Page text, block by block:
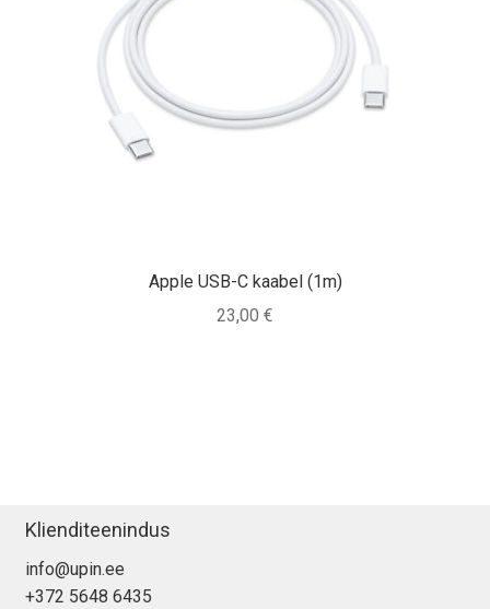
Apple USB-C kaabel (1m)
23,00 €
Klienditeenindus
info@upin.ee
+372 5648 6435